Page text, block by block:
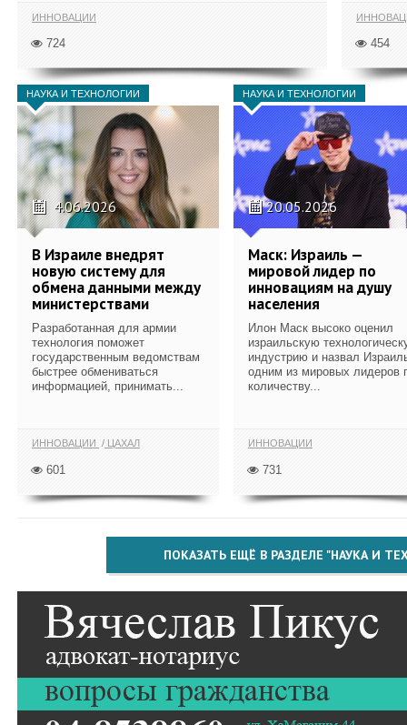
ИННОВАЦИИ
724 454
НАУКА И ТЕХНОЛОГИИ
4.06.2026
В Израиле внедрят
новую систему для
обмена данными между
министерствами
Разработанная для армии
технология поможет
государственным ведомствам
быстрее обмениваться
информацией, принимать...
ИННОВАЦИИ ЦАХАЛ
601
НАУКА И ТЕХНОЛОГИИ
20.05.2026
Маск: Израиль —
мировой лидер по
инновациям на душу
населения
Илон Маск высоко оценил
израильскую
индустрию и назвал
одним из мировых лидеров
количеству...
ИННОВАЦИИ
731
ПОКАЗАТЬ ЕЩЁ В РАЗДЕЛЕ "НАУКА И